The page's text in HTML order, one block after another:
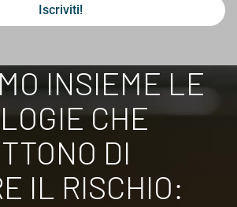
Iscriviti!
INSIEME LE
CHE
DI
IL RISCHIO: